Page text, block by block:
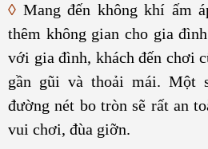
◊ Mang đến không khí ấm
thêm không gian cho gia
với gia đình, khách đến chơi
gần gũi và thoải mái. Một
đường nét bo tròn sẽ rất an
vui chơi, đùa giỡn.